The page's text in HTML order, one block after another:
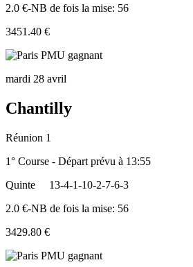
2.0 €-NB de fois la mise: 56
3451.40 €
mardi 28 avril
Chantilly
Réunion 1
1° Course - Départ prévu à 13:55
Quinte
13-4-1-10-2-7-6-3
2.0 €-NB de fois la mise: 56
3429.80 €